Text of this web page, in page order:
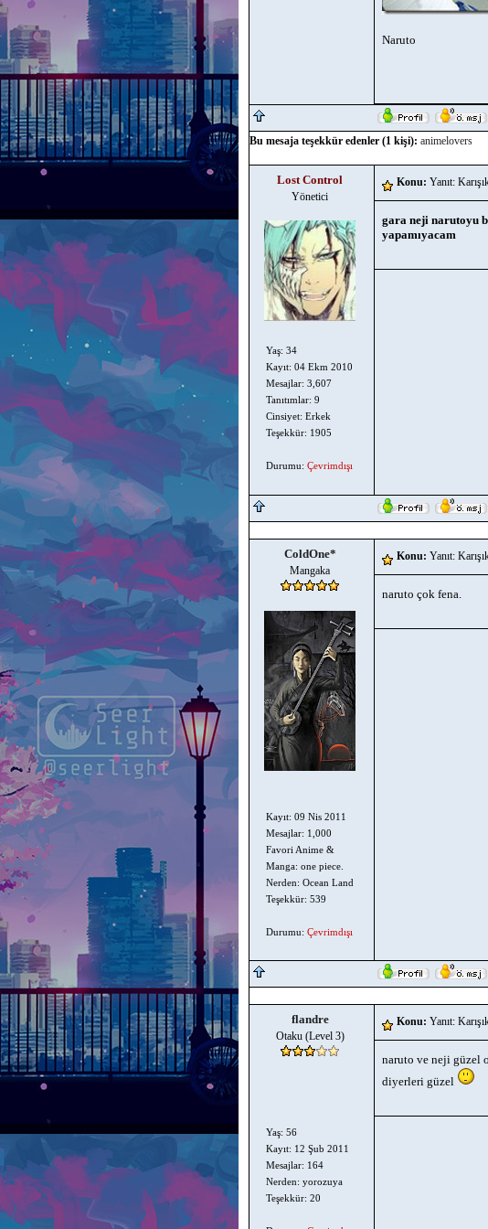
Naruto
Bu mesaja teşekkür edenler (1 kişi): animelovers
Lost Control
Yönetici
Yaş: 34
Kayıt: 04 Ekm 2010
Mesajlar: 3,607
Tanıtımlar: 9
Cinsiyet: Erkek
Teşekkür: 1905
Durumu: Çevrimdışı
Konu: Yanıt:
gara neji narutoyu
yapamıyacam
ColdOne*
Mangaka
Kayıt: 09 Nis 2011
Mesajlar: 1,000
Favori Anime &
Manga: one piece.
Nerden: Ocean Land
Teşekkür: 539
Durumu: Çevrimdışı
Konu: Yanıt:
naruto çok fena.
flandre
Otaku (Level 3)
Yaş: 56
Kayıt: 12 Şub 2011
Mesajlar: 164
Nerden: yorozuya
Teşekkür: 20
Konu: Yanıt:
naruto ve neji güzel
diyerleri güzel